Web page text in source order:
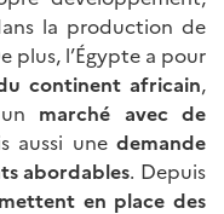
la production de
plus, l’Égypte a pour
continent africain,
marché avec de
aussi unedemande
abordables. Depuis
mettent en place des